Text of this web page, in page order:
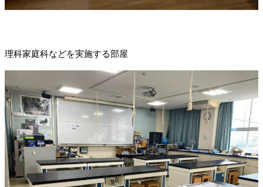
理科家庭科などを実施する部屋